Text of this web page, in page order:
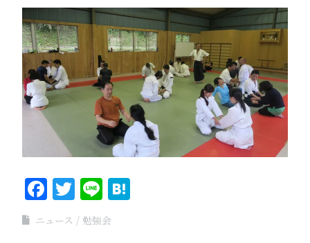
Facebook
Twitter
Line
ニュース 勉強会